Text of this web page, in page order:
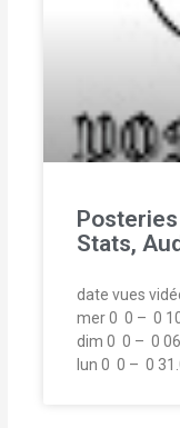
Stats,
date vues
mer 0  0 –  0
dim 0  0 –  0
lun 0  0 –  0